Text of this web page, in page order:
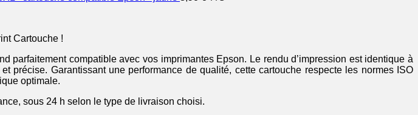
Cartouche !
parfaitement compatible avec vos imprimantes Epson. Le rendu d’impression est identique à
précise. Garantissant une performance de qualité, cette cartouche respecte les normes ISO
optimale.
sous 24 h selon le type de livraison choisi.